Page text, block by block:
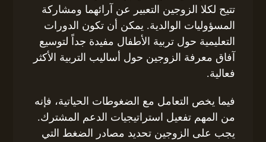
تتيح لكلا الزوجين التعبير عن آرائهما ومشاركة
المسؤوليات الوالدية. يمكن أن تكون الدورات
التعليمية حول تربية الأطفال مفيدة جداً لتوسيع
آفاق معرفة الزوجين حول أساليب التربية الأكثر
فعالية.
فيما يخص التعامل مع الضغوطات الحياتية، فإنه
من المهم تفعيل استراتيجيات الدعم المشترك.
يجب على الزوجين تحديد مصادر الضغط التي